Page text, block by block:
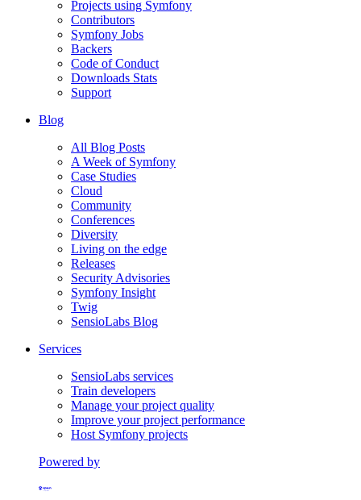
Projects using Symfony
Contributors
Symfony Jobs
Backers
Code of Conduct
Downloads Stats
Support
Blog
All Blog Posts
A Week of Symfony
Case Studies
Cloud
Community
Conferences
Diversity
Living on the edge
Releases
Security Advisories
Symfony Insight
Twig
SensioLabs Blog
Services
SensioLabs services
Train developers
Manage your project quality
Improve your project performance
Host Symfony projects
Powered by